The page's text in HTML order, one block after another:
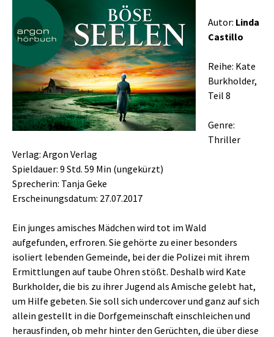
Autor: Linda
Castillo
Reihe: Kate
Burkholder,
Teil 8
Genre:
Thriller
Verlag: Argon Verlag
Spieldauer: 9 Std. 59 Min (ungekürzt)
Sprecherin: Tanja Geke
Erscheinungsdatum: 27.07.2017
Ein junges amisches Mädchen wird tot im Wald
aufgefunden, erfroren. Sie gehörte zu einer besonders
isoliert lebenden Gemeinde, bei der die Polizei mit ihrem
Ermittlungen auf taube Ohren stößt. Deshalb wird Kate
Burkholder, die bis zu ihrer Jugend als Amische gelebt hat,
um Hilfe gebeten. Sie soll sich undercover und ganz auf sich
allein gestellt in die Dorfgemeinschaft einschleichen und
herausfinden, ob mehr hinter den Gerüchten, die über diese